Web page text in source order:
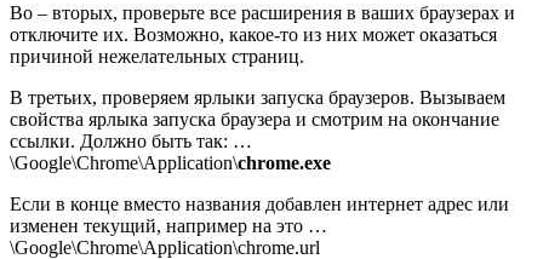
Во – вторых, проверьте все расширения в ваших браузерах и
отключите их. Возможно, какое-то из них может оказаться
причиной нежелательных страниц.
В третьих, проверяем ярлыки запуска браузеров. Вызываем
свойства ярлыка запуска браузера и смотрим на окончание
ссылки. Должно быть так: …
\Google\Chrome\Application\chrome.exe
Если в конце вместо названия добавлен интернет адрес или
изменен текущий, например на это …
\Google\Chrome\Application\chrome.url